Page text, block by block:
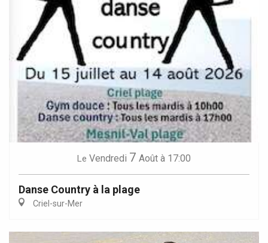
Le Vendredi 7 Août à 17:00
Danse Country à la plage
Criel-sur-Mer